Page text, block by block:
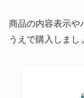
商品の内容表示や
うえで購入しまし